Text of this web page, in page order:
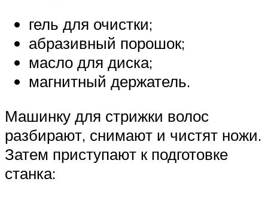
гель для очистки;
абразивный порошок;
масло для диска;
магнитный держатель.
Машинку для стрижки волос
разбирают, снимают и чистят ножи.
Затем приступают к подготовке
станка: